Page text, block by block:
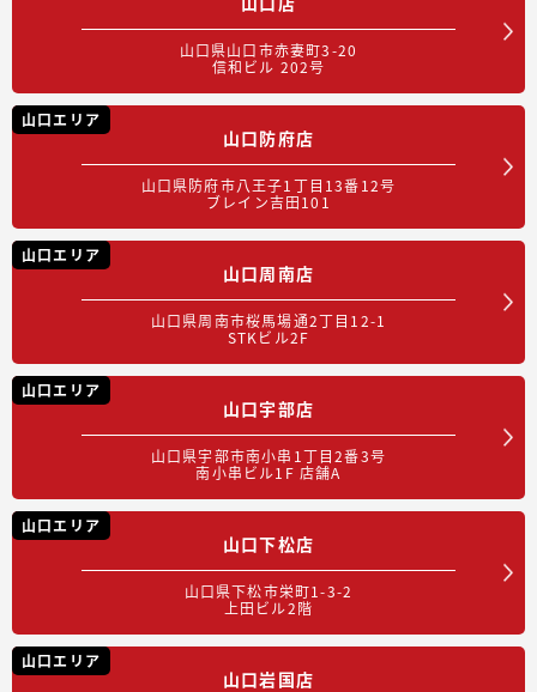
山口県山口市赤妻町3-20
信和ビル 202号
山口エリア
山口防府店
山口県防府市八王子1丁目13番12号
ブレイン吉田101
山口エリア
山口周南店
山口県周南市桜馬場通2丁目12-1
STKビル2F
山口エリア
山口宇部店
山口県宇部市南小串1丁目2番3号
南小串ビル1F 店舗A
山口エリア
山口下松店
山口県下松市栄町1-3-2
上田ビル2階
山口エリア
山口岩国店